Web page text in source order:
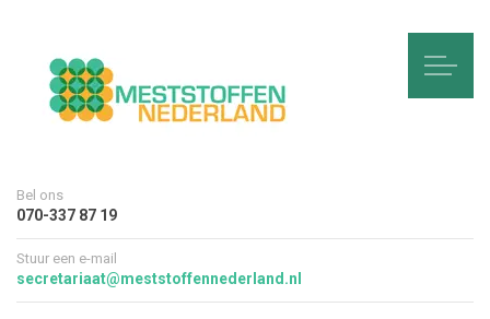
Bel ons
070-337 87 19
Stuur een e-mail
secretariaat@meststoffennederland.nl